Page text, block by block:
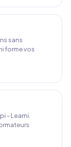
sans
forme vos
- Learni.